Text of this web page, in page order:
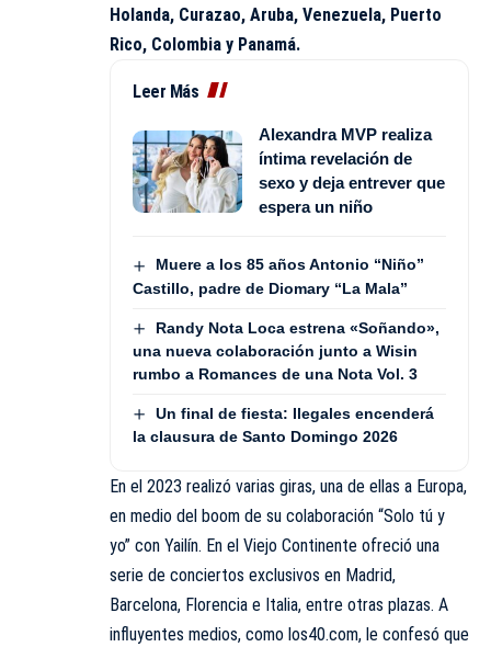
Holanda, Curazao, Aruba, Venezuela, Puerto
Rico, Colombia y Panamá.
Leer Más
Alexandra MVP realiza
íntima revelación de
sexo y deja entrever que
espera un niño
Muere a los 85 años Antonio “Niño”
Castillo, padre de Diomary “La Mala”
Randy Nota Loca estrena «Soñando»,
una nueva colaboración junto a Wisin
rumbo a Romances de una Nota Vol. 3
Un final de fiesta: Ilegales encenderá
la clausura de Santo Domingo 2026
En el 2023 realizó varias giras, una de ellas a Europa,
en medio del boom de su colaboración “Solo tú y
yo” con Yailín. En el Viejo Continente ofreció una
serie de conciertos exclusivos en Madrid,
Barcelona, Florencia e Italia, entre otras plazas. A
influyentes medios, como los40.com, le confesó que